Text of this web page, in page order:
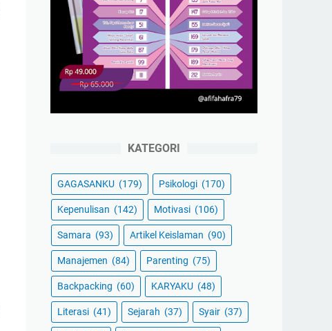
KATEGORI
GAGASANKU (179) Psikologi (170)
Kepenulisan (142) Motivasi (106)
Samara (93) Artikel Keislaman (90)
Manajemen (84) Parenting (75)
Backpacking (60) KARYAKU (48)
Literasi (41) Sejarah (37) Syair (37)